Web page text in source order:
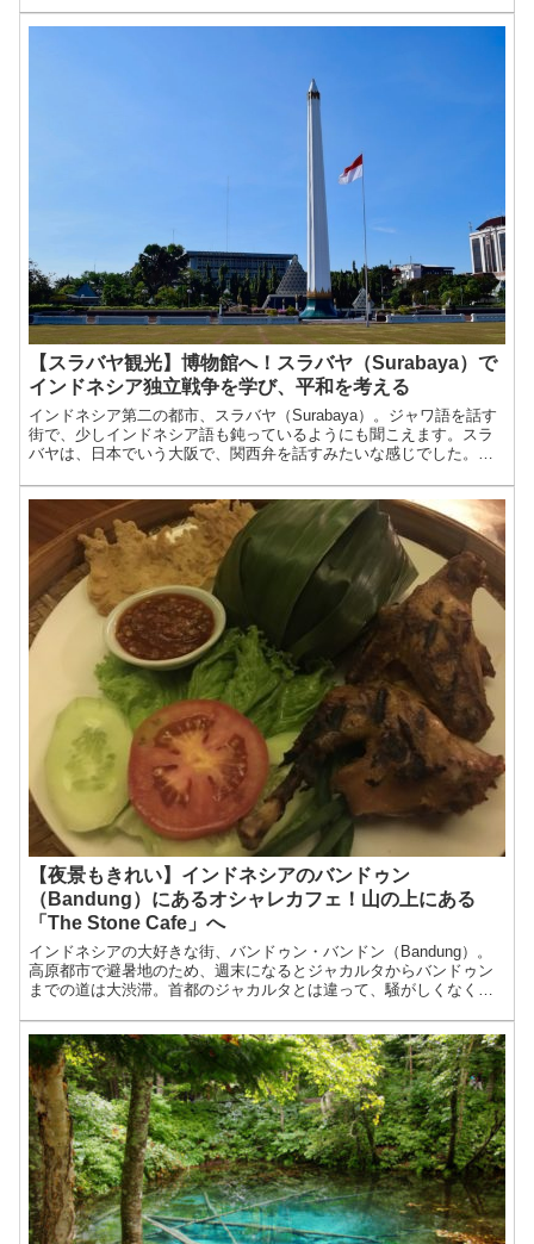
【スラバヤ観光】博物館へ！スラバヤ（Surabaya）で
インドネシア独立戦争を学び、平和を考える
インドネシア第二の都市、スラバヤ（Surabaya）。ジャワ語を話す
街で、少しインドネシア語も鈍っているようにも聞こえます。スラ
バヤは、日本でいう大阪で、関西弁を話すみたいな感じでした。私
【夜景もきれい】インドネシアのバンドゥン
（Bandung）にあるオシャレカフェ！山の上にある
「The Stone Cafe」へ
インドネシアの大好きな街、バンドゥン・バンドン（Bandung）。
高原都市で避暑地のため、週末になるとジャカルタからバンドゥン
までの道は大渋滞。首都のジャカルタとは違って、騒がしくなく落